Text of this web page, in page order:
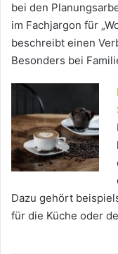
bei den
im Fachjargon für
beschreibt einen
Besonders bei
Dazu gehört
für die Küche oder